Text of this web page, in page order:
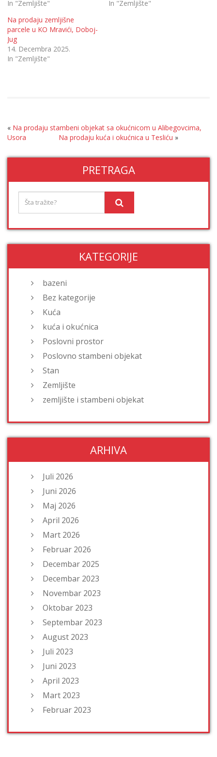
In "Zemljište"
In "Zemljište"
Na prodaju zemljišne
parcele u KO Mravići, Doboj-
Jug
14. Decembra 2025.
In "Zemljište"
« Na prodaju stambeni objekat sa okućnicom u Alibegovcima,
Usora
Na prodaju kuća i okućnica u Tesliću »
PRETRAGA
KATEGORIJE
bazeni
Bez kategorije
Kuća
kuća i okućnica
Poslovni prostor
Poslovno stambeni objekat
Stan
Zemljište
zemljište i stambeni objekat
ARHIVA
Juli 2026
Juni 2026
Maj 2026
April 2026
Mart 2026
Februar 2026
Decembar 2025
Decembar 2023
Novembar 2023
Oktobar 2023
Septembar 2023
August 2023
Juli 2023
Juni 2023
April 2023
Mart 2023
Februar 2023